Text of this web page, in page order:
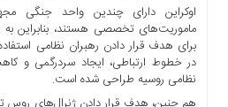
اوکراین دارای چندین واحد جنگی
ماموریت‌های تخصصی هستند، بنابراین
برای هدف قرار دادن رهبران نظامی
در خطوط ارتباطی، ایجاد سردرگمی و
نظامی روسیه طراحی شده است.